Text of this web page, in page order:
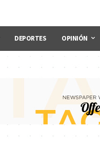
DEPORTES OPINIÓN